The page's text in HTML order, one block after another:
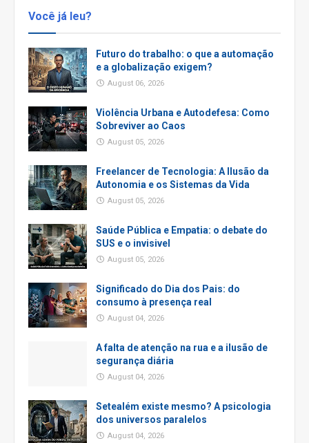
Você já leu?
Futuro do trabalho: o que a automação
e a globalização exigem?
August 06, 2026
Violência Urbana e Autodefesa: Como
Sobreviver ao Caos
August 05, 2026
Freelancer de Tecnologia: A Ilusão da
Autonomia e os Sistemas da Vida
August 05, 2026
Saúde Pública e Empatia: o debate do
SUS e o invisivel
August 05, 2026
Significado do Dia dos Pais: do
consumo à presença real
August 04, 2026
A falta de atenção na rua e a ilusão de
segurança diária
August 04, 2026
Setealém existe mesmo? A psicologia
dos universos paralelos
August 04, 2026